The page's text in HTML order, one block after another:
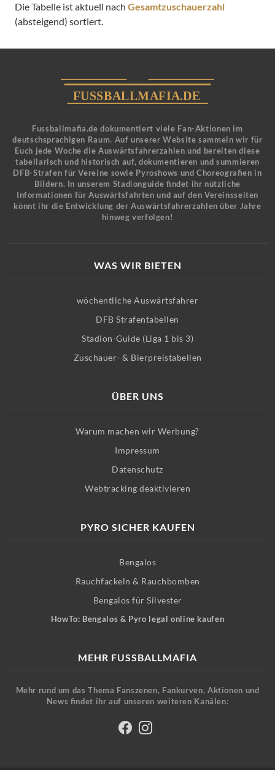
Die Tabelle ist aktuell nach Gesamtzuschauerzahl
(absteigend) sortiert.
Fussballmafia.de dokumentiert viele Fan-Aktionen im
deutschsprachigen Raum. Auf unserer Website sammeln wir für
Euch jede Woche die Auswärtsfahrerzahlen und bereiten diese
tabellarisch und historisch auf, dokumentieren und summieren
DFB-Strafen für Vereine sowie Pyroshows und Choreografien in
Bildern. In unserem Stadionguide findet ihr nützliche
Informationen für Auswärtsfahrten und auf den Vereinsseiten
könnt ihr die Entwicklung der Auswärtsfahrerzahlen über Jahre
hinweg verfolgen!
WAS WIR BIETEN
wöchentliche Auswärtsfahrer
DFB Strafentabellen
Stadion-Guide (Liga 1 bis 3)
Zuschauer- & Bierpreistabellen
ÜBER UNS
Warum machen wir Werbung?
Impressum
Datenschutz
Webtracking deaktivieren
PYRO SICHER KAUFEN
Bengalos
Rauchfackeln & Rauchbomben
Bengalos für Silvester
HowTo: Bengalos & Pyro legal online kaufen
MEHR FUSSBALLMAFIA
Mehr rund um das Thema Fanszenen, Fankurven, Aktionen und
News findet ihr auf unseren weiteren Kanälen: